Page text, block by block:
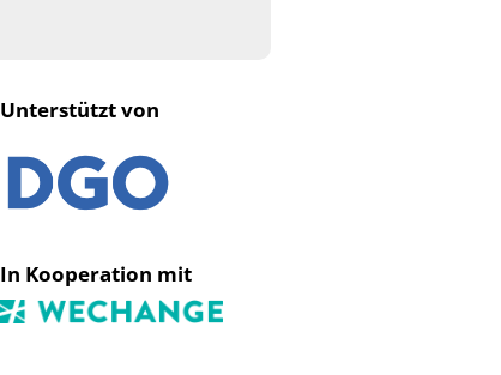
Unterstützt von
In Kooperation mit